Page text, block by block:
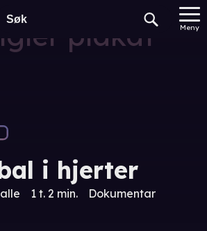
Meny
plakat
i hjerter
1 t. 2 min. Dokumentar